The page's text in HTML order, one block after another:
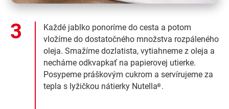
Každé jablko ponoríme do cesta a potom
vložíme do dostatočného množstva rozpáleného
oleja. Smažíme dozlatista, vytiahneme z oleja a
necháme odkvapkať na papierovej utierke.
Posypeme práškovým cukrom a servírujeme za
tepla s lyžičkou nátierky Nutella®.